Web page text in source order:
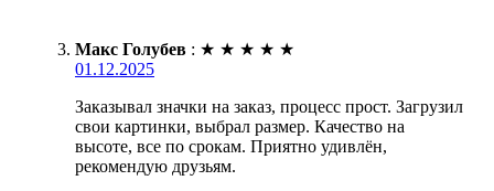
Макс Голубев : ★ ★ ★ ★ ★
01.12.2025
Заказывал значки на заказ, процесс прост. Загрузил
свои картинки, выбрал размер. Качество на
высоте, все по срокам. Приятно удивлён,
рекомендую друзьям.